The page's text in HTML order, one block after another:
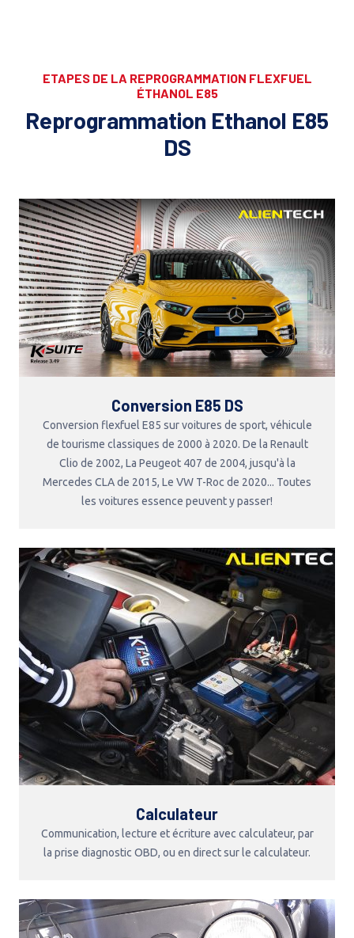
ETAPES DE LA REPROGRAMMATION FLEXFUEL
ÉTHANOL E85
Reprogrammation Ethanol E85
DS
Conversion E85 DS
Conversion flexfuel E85 sur voitures de sport, véhicule
de tourisme classiques de 2000 à 2020. De la Renault
Clio de 2002, La Peugeot 407 de 2004, jusqu'à la
Mercedes CLA de 2015, Le VW T-Roc de 2020... Toutes
les voitures essence peuvent y passer!
Calculateur
Communication, lecture et écriture avec calculateur, par
la prise diagnostic OBD, ou en direct sur le calculateur.